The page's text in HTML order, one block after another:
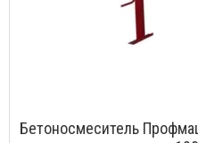
Бетоносмеситель